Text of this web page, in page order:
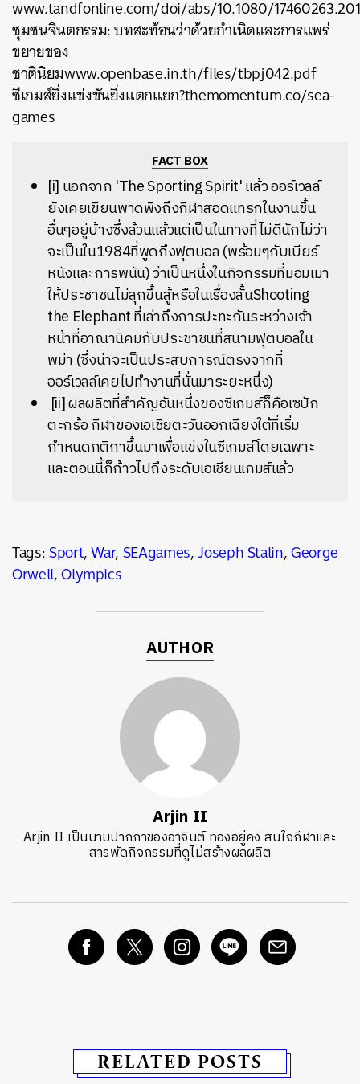
www.tandfonline.com/doi/abs/10.1080/
ชุมชนจินตกรรม: บทสะท้อนว่าด้วยกำเนิดและการแพร่
ขยายของ
ชาตินิยมwww.openbase.in.th/files/tbpj042.pdf
ซีเกมส์ยิ่งแข่งขันยิ่งแตกแยก?themomentum.co/sea-
games
FACT BOX
[i] นอกจาก 'The Sporting Spirit' แล้ว ออร์เวลล์
ยังเคยเขียนพาดพิงถึงกีฬาสอดแทรกในงานชิ้น
อื่นๆอยู่บ้างซึ่งล้วนแล้วแต่เป็นในทางที่ไม่ดีนักไม่ว่า
จะเป็นใน1984ที่พูดถึงฟุตบอล (พร้อมๆกับเบียร์
หนังและการพนัน) ว่าเป็นหนึ่งในกิจกรรมที่มอมเมา
ให้ประชาชนไม่ลุกขึ้นสู้หรือในเรื่องสั้นShooting
the Elephant ที่เล่าถึงการปะทะกันระหว่างเจ้า
หน้าที่อาณานิคมกับประชาชนที่สนามฟุตบอลใน
พม่า (ซึ่งน่าจะเป็นประสบการณ์ตรงจากที่
ออร์เวลล์เคยไปทำงานที่นั่นมาระยะหนึ่ง)
[ii] ผลผลิตที่สำคัญอันหนึ่งของซีเกมส์ก็คือเซปัก
ตะกร้อ กีฬาของเอเชียตะวันออกเฉียงใต้ที่เริ่ม
กำหนดกติกาขึ้นมาเพื่อแข่งในซีเกมส์โดยเฉพาะ
และตอนนี้ก็ก้าวไปถึงระดับเอเชียนเกมส์แล้ว
Tags:Sport,War,SEAgames,Joseph Stalin,George
Orwell,Olympics
AUTHOR
Arjin II
Arjin II เป็น​นามปากกา​ของอา​จินต์ ​ทองอยู่คง​ สนใจกีฬาและ
สารพัดกิจกรรมที่ดูไม่สร้างผลผลิต
RELATED POSTS